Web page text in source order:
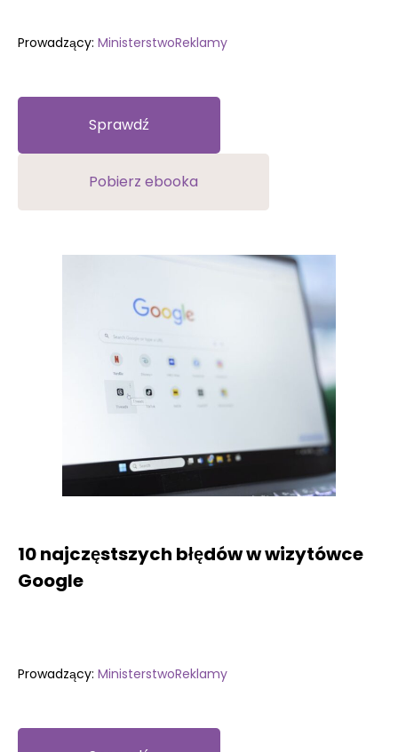
Prowadzący: MinisterstwoReklamy
Sprawdź
Pobierz ebooka
10 najczęstszych błędów w wizytówce
Google
Prowadzący: MinisterstwoReklamy